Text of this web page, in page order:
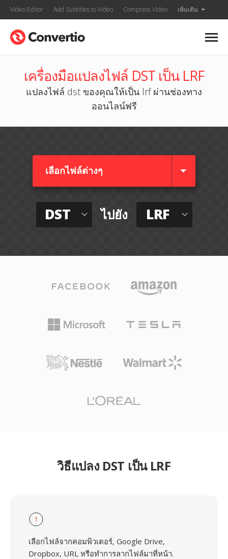
Video Editor Add Subtitles to Video Compress Video เพิ่มเติม
เครื่องมือแปลงไฟล์ DST เป็น LRF
แปลงไฟล์ dst ของคุณให้เป็น lrf ผ่านช่องทาง
ออนไลน์ฟรี
เลือกไฟล์ต่างๆ​
DST ไปยัง LRF
วิธีแปลง DST เป็น LRF
1
เลือกไฟล์จากคอมพิวเตอร์, Google Drive,
Dropbox, URL หรือทำการลากไฟล์มาที่หน้า.